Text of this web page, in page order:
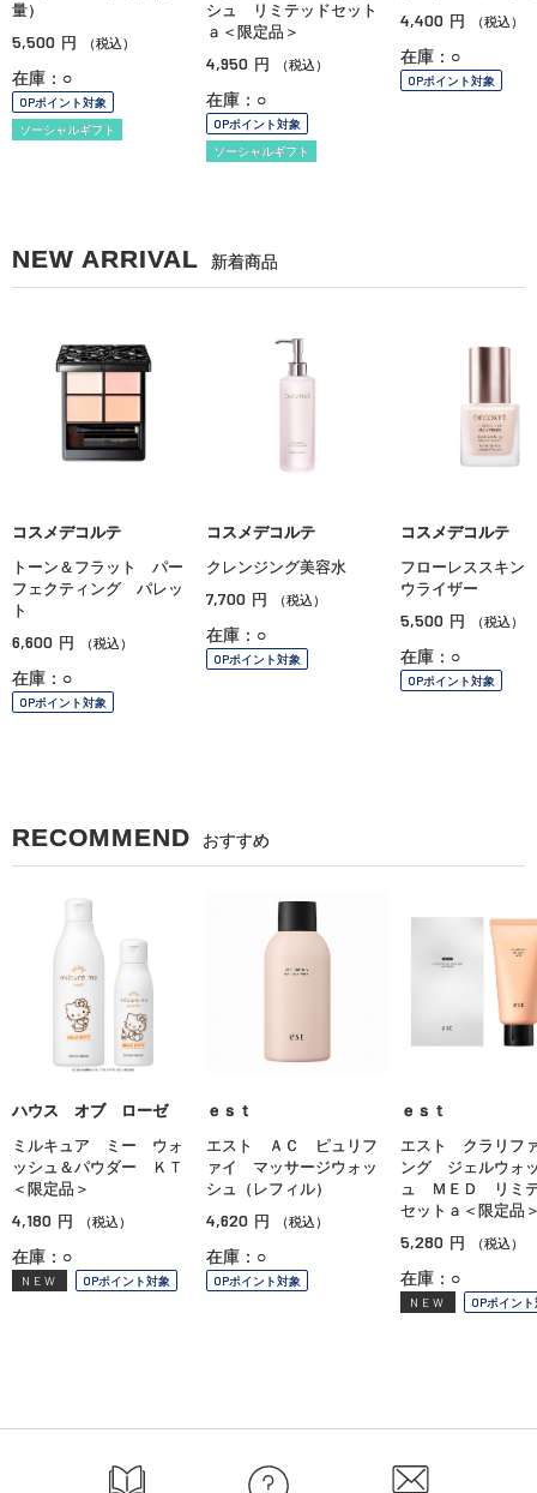
量）
5,500 円 （税込）
在庫：○
OPポイント対象
ソーシャルギフト
シュ リミテッドセット
ａ＜限定品＞
4,950 円 （税込）
在庫：○
OPポイント対象
ソーシャルギフト
4,400 円 （税込）
在庫：○
OPポイント対象
NEW ARRIVAL 新着商品
コスメデコルテ
トーン＆フラット パー
フェクティング パレッ
ト
6,600 円 （税込）
在庫：○
OPポイント対象
コスメデコルテ
クレンジング美容水
7,700 円 （税込）
在庫：○
OPポイント対象
コスメデコルテ
フローレススキ
ウライザー
5,500 円 （税込）
在庫：○
OPポイント対象
RECOMMEND おすすめ
ハウス オブ ローゼ
ミルキュア ミー ウォ
ッシュ＆パウダー ＫＴ
＜限定品＞
4,180 円 （税込）
在庫：○
NEW OPポイント対象
ｅｓｔ
エスト ＡＣ ピュリフ
ァイ マッサージウォッ
シュ（レフィル）
4,620 円 （税込）
在庫：○
OPポイント対象
ｅｓｔ
エスト クラリフ
ング ジェルウォ
ュ ＭＥＤ リミ
セットａ＜限定品
5,280 円 （税込）
在庫：○
NEW OPポイン